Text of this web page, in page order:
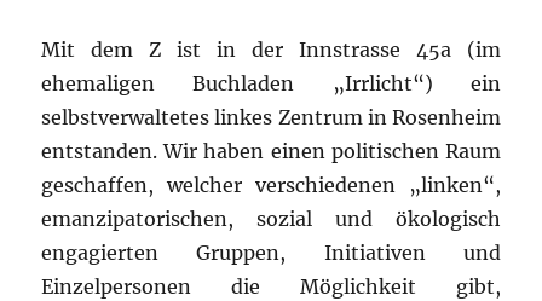
Mit dem Z ist in der Innstrasse 45a (im
ehemaligen Buchladen „Irrlicht“) ein
selbstverwaltetes linkes Zentrum in Rosenheim
entstanden. Wir haben einen politischen Raum
geschaffen, welcher verschiedenen „linken“,
emanzipatorischen, sozial und ökologisch
engagierten Gruppen, Initiativen und
Einzelpersonen die Möglichkeit gibt,